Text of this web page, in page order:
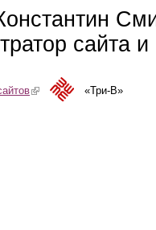
сайта
(link is external)«Три-В»